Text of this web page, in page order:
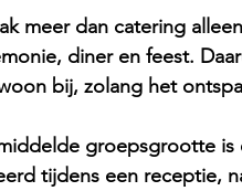
meer dan catering
diner en feest.
bij, zolang het
groepsgrootte is
tijdens een receptie,